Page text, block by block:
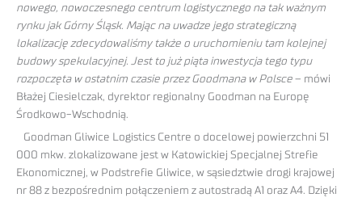
nowego, nowoczesnego centrum logistycznego na tak ważnym
rynku jak Górny Śląsk. Mając na uwadze jego strategiczną
lokalizację zdecydowaliśmy także o uruchomieniu tam kolejnej
budowy spekulacyjnej. Jest to już piąta inwestycja tego typu
rozpoczęta w ostatnim czasie przez Goodmana w Polsce – mówi
Błażej Ciesielczak, dyrektor regionalny Goodman na Europę
Środkowo-Wschodnią.
Goodman Gliwice Logistics Centre o docelowej powierzchni 51
000 mkw. zlokalizowane jest w Katowickiej Specjalnej Strefie
Ekonomicznej, w Podstrefie Gliwice, w sąsiedztwie drogi krajowej
nr 88 z bezpośrednim połączeniem z autostradą A1 oraz A4. Dzięki